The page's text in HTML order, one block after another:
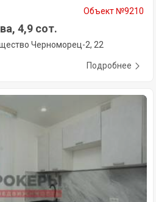
Объект №9210
4,9 сот.
Черноморец-2, 22
Подробнее